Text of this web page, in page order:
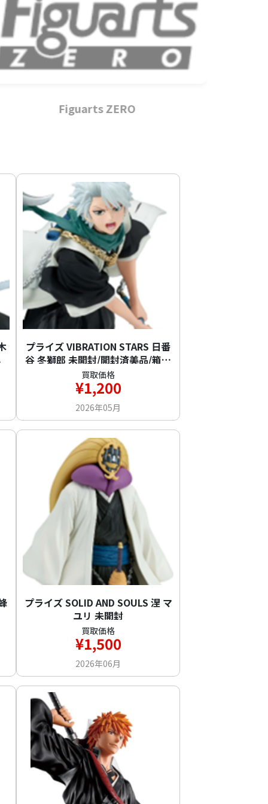
Figuarts ZERO
プライズ VIBRATION STARS 日番
谷 冬獅郎 未開封/開封済美品/箱無
し
買取価格
¥1,200
2026年05月
プライズ SOLID AND SOULS 涅 マ
ユリ 未開封
買取価格
¥1,500
2026年06月